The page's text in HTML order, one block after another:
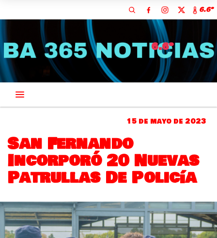
6.6º
6.6º
15 de mayo de 2023
San Fernando
Incorporó 20 Nuevas
Patrullas De Policía